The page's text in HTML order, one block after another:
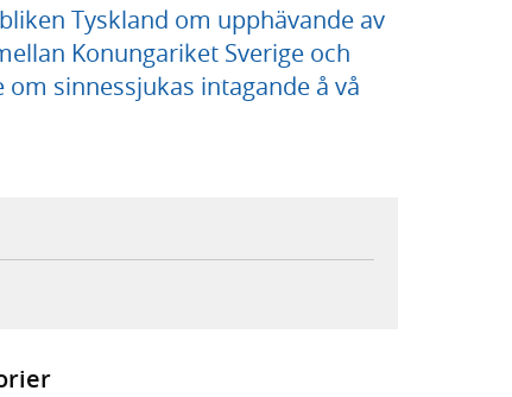
Tyskland om upphävande av
Konungariket Sverige och
sinnessjukas intagande å vå
webbplats,
din e-postklient,